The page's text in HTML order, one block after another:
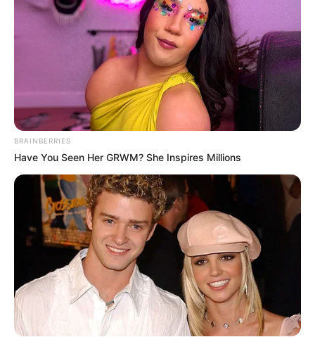
BRAINBERRIES
Have You Seen Her GRWM? She Inspires Millions